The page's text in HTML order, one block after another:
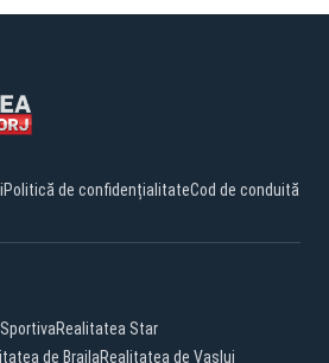
Politică de confidențialitateCod de conduită
Realitatea Star
de BrailaRealitatea de Vaslui